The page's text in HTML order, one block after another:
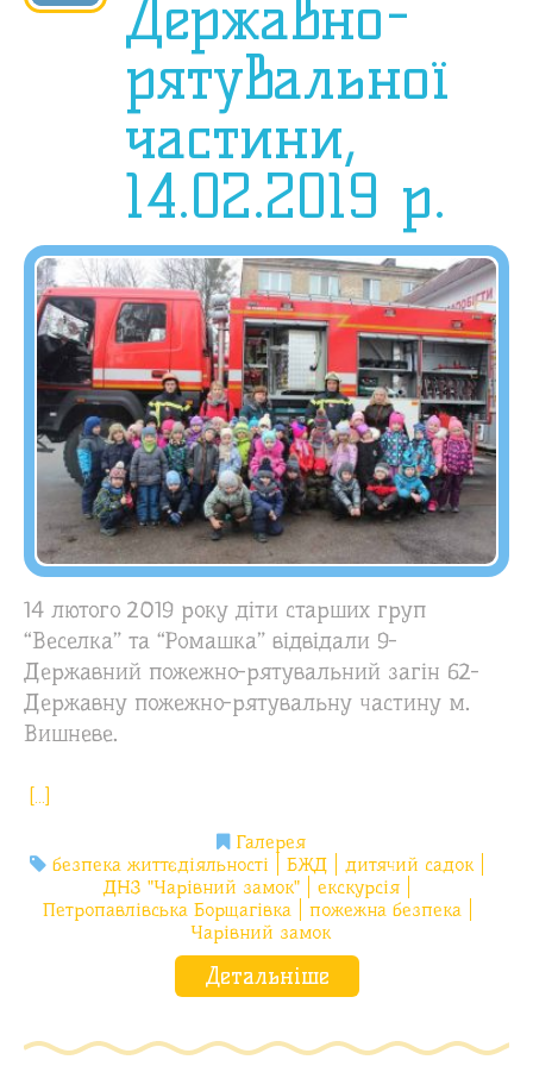
Державно-
рятувальної
частини,
14.02.2019 р.
14 лютого 2019 року діти старших груп
“Веселка” та “Ромашка” відвідали 9-
Державний пожежно-рятувальний загін 62-
Державну пожежно-рятувальну частину м.
Вишневе.
[…]
Галерея
безпека життєдіяльності
БЖД
дитячий садок
ДНЗ "Чарівний замок"
екскурсія
Петропавлівська Борщагівка
пожежна безпека
Чарівний замок
Детальніше